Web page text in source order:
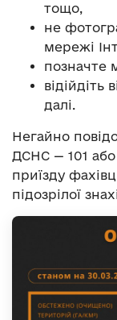
тощо,
не
мережі
позначте
відійдіть
далі.
Негайно
ДСНС — 101 або
приїзду
підозрілої